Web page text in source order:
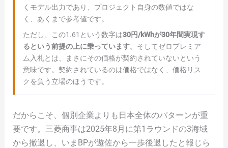
くモデル出力であり、プロジェクト自身の数値ではな
く、あくまで参考値です。
ただし、この1.61という数字は30円/kWhが30年間実現す
るという前提の上に乗っています。そしてゼロプレミア
ム入札とは、まさにその価格が契約されていないという
意味です。契約されているのは価格ではなく、価格リス
クを負う立場のほうです。
だからこそ、個別企業よりも日本全体のパターンが重
要です。三菱商事は2025年8月に第1ラウンドの3海域
から撤退し、いまBPが遊佐から一歩後退したと報じら